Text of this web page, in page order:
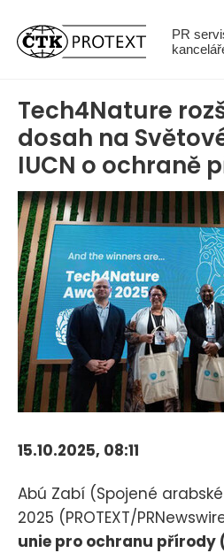
PR
Tech4Nature
dosah na
IUCN o ochraně
15.10.2025, 08:11
Abú Zabí (Spojené
2025 (PROTEXT/
unie pro ochranu přírody